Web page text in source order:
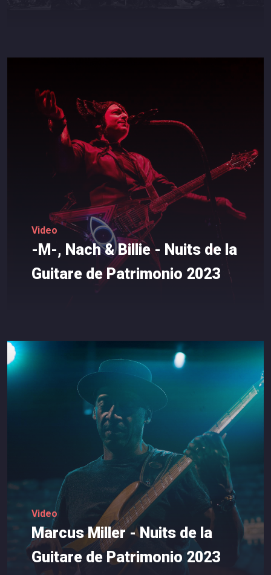
Video
-M-, Nach & Billie - Nuits de la
Guitare de Patrimonio 2023
Video
Marcus Miller - Nuits de la
Guitare de Patrimonio 2023